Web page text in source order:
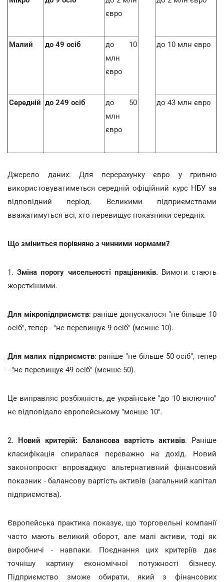
євро
Малий до 49 осіб
до 10
млн
євро
до 10 млн євро
Середній до 249 осіб
до 50
млн
євро
до 43 млн євро
Джерело даних: Для перерахунку євро у гривню
використовуватиметься середній офіційний курс НБУ за
відповідний період. Великими підприємствами
вважатимуться всі, хто перевищує показники середніх.
Що зміниться порівняно з чинними нормами?
1.Зміна порогу чисельності працівників. Вимоги стають
жорсткішими.
Для мікропідприємств: раніше допускалося "не більше 10
осіб", тепер - "не перевищує 9 осіб" (менше 10).
Для малих підприємств: раніше "не більше 50 осіб", тепер
- "не перевищує 49 осіб" (менше 50).
Це виправляє розбіжність, де українське "до 10 включно"
не відповідало європейському "менше 10".
2. Новий критерій: Балансова вартість активів. Раніше
класифікація спиралася переважно на дохід. Новий
законопроєкт впроваджує альтернативний фінансовий
показник - балансову вартість активів (загальний капітал
підприємства).
Європейська практика показує, що торговельні компанії
часто мають великий оборот, але малі активи, тоді як
виробничі - навпаки. Поєднання цих критеріїв дає
точнішу картину економічної потужності бізнесу.
Підприємство зможе обирати, який з фінансових